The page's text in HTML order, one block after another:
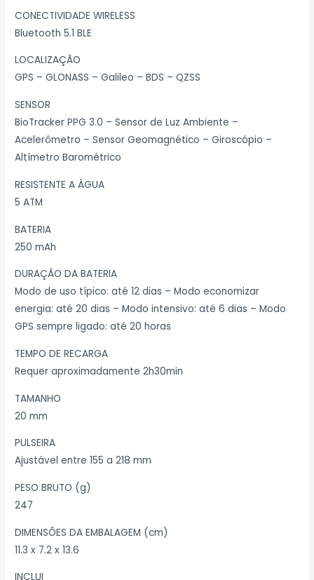
CONECTIVIDADE WIRELESS
Bluetooth 5.1 BLE
LOCALIZAÇÃO
GPS – GLONASS – Galileo – BDS – QZSS
SENSOR
BioTracker PPG 3.0 – Sensor de Luz Ambiente –
Acelerômetro – Sensor Geomagnético – Giroscópio –
Altímetro Barométrico
RESISTENTE A ÁGUA
5 ATM
BATERIA
250 mAh
DURAÇÃO DA BATERIA
Modo de uso típico: até 12 dias – Modo economizar
energia: até 20 dias – Modo intensivo: até 6 dias – Modo
GPS sempre ligado: até 20 horas
TEMPO DE RECARGA
Requer aproximadamente 2h30min
TAMANHO
20 mm
PULSEIRA
Ajustável entre 155 a 218 mm
PESO BRUTO (g)
247
DIMENSÕES DA EMBALAGEM (cm)
11.3 x 7.2 x 13.6
INCLUI